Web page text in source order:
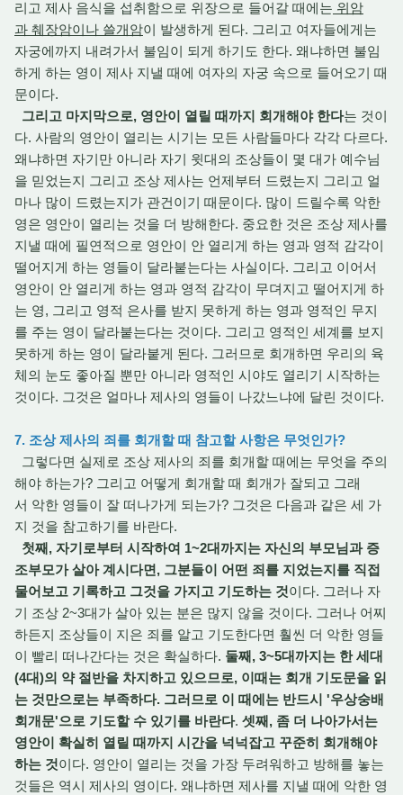
리고 제사 음식을 섭취함으로 위장으로 들어갈 때에는 위암
과 췌장암이나 쓸개암이 발생하게 된다. 그리고 여자들에게는
자궁에까지 내려가서 불임이 되게 하기도 한다. 왜냐하면 불임
하게 하는 영이 제사 지낼 때에 여자의 자궁 속으로 들어오기 때
문이다.
그리고 마지막으로, 영안이 열릴 때까지 회개해야 한다는 것이
다. 사람의 영안이 열리는 시기는 모든 사람들마다 각각 다르다.
왜냐하면 자기만 아니라 자기 윗대의 조상들이 몇 대가 예수님
을 믿었는지 그리고 조상 제사는 언제부터 드렸는지 그리고 얼
마나 많이 드렸는지가 관건이기 때문이다. 많이 드릴수록 악한
영은 영안이 열리는 것을 더 방해한다. 중요한 것은 조상 제사를
지낼 때에 필연적으로 영안이 안 열리게 하는 영과 영적 감각이
떨어지게 하는 영들이 달라붙는다는 사실이다. 그리고 이어서
영안이 안 열리게 하는 영과 영적 감각이 무뎌지고 떨어지게 하
는 영, 그리고 영적 은사를 받지 못하게 하는 영과 영적인 무지
를 주는 영이 달라붙는다는 것이다. 그리고 영적인 세계를 보지
못하게 하는 영이 달라붙게 된다. 그러므로 회개하면 우리의 육
체의 눈도 좋아질 뿐만 아니라 영적인 시야도 열리기 시작하는
것이다. 그것은 얼마나 제사의 영들이 나갔느냐에 달린 것이다.
7. 조상 제사의 죄를 회개할 때 참고할 사항은 무엇인가?
그렇다면 실제로 조상 제사의 죄를 회개할 때에는 무엇을 주의
해야 하는가? 그리고 어떻게 회개할 때 회개가 잘되고 그래
서 악한 영들이 잘 떠나가게 되는가? 그것은 다음과 같은 세 가
지 것을 참고하기를 바란다.
첫째, 자기로부터 시작하여 1~2대까지는 자신의 부모님과 증
조부모가 살아 계시다면, 그분들이 어떤 죄를 지었는지를 직접
물어보고 기록하고 그것을 가지고 기도하는 것이다. 그러나 자
기 조상 2~3대가 살아 있는 분은 많지 않을 것이다. 그러나 어찌
하든지 조상들이 지은 죄를 알고 기도한다면 훨씬 더 악한 영들
이 빨리 떠나간다는 것은 확실하다. 둘째, 3~5대까지는 한 세대
(4대)의 약 절반을 차지하고 있으므로, 이때는 회개 기도문을 읽
는 것만으로는 부족하다. 그러므로 이 때에는 반드시 '우상숭배
회개문'으로 기도할 수 있기를 바란다. 셋째, 좀 더 나아가서는
영안이 확실히 열릴 때까지 시간을 넉넉잡고 꾸준히 회개해야
하는 것이다. 영안이 열리는 것을 가장 두려워하고 방해를 놓는
것들은 역시 제사의 영이다. 왜냐하면 제사를 지낼 때에 악한 영